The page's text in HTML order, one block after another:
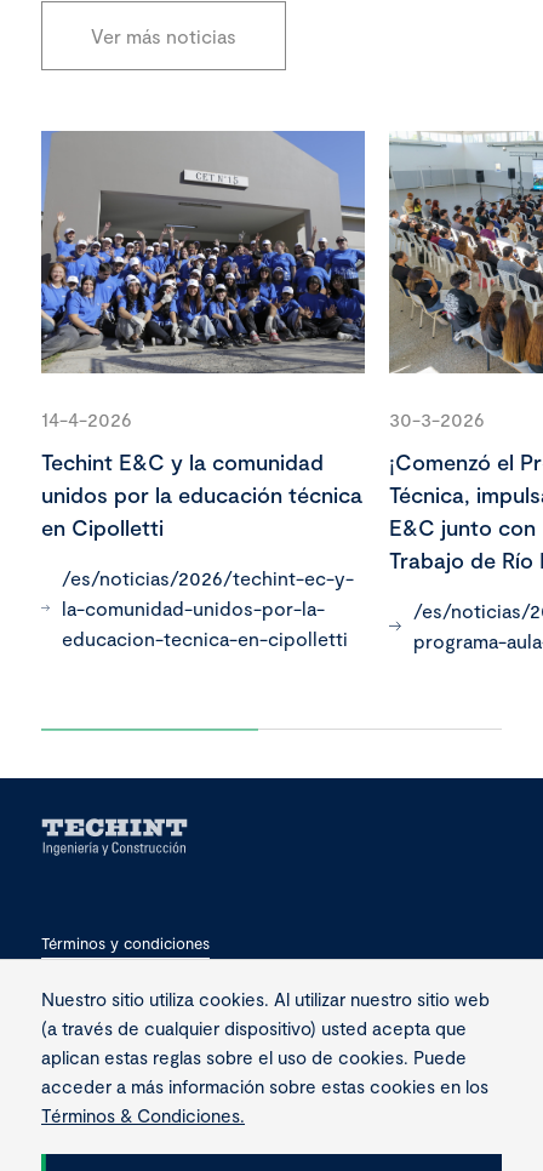
Ver más noticias
14-4-2026
Techint E&C y la comunidad
unidos por la educación técnica
en Cipolletti
/es/noticias/2026/techint-ec-y-
la-comunidad-unidos-por-la-
educacion-tecnica-en-cipolletti
30-3-2026
¡Comenzó el
Técnica,
E&C junto con
Trabajo de Río
/es/noticias/
programa-
Términos y condiciones
Privacidad
Contacto
Nuestro sitio utiliza cookies. Al utilizar nuestro sitio web
(a través de cualquier dispositivo) usted acepta que
aplican estas reglas sobre el uso de cookies. Puede
acceder a más información sobre estas cookies en los
Términos & Condiciones.